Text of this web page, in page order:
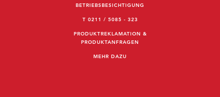
BETRIEBSBESICHTIGUNG
T 0211 / 5085 - 323
PRODUKTREKLAMATION &
PRODUKTANFRAGEN
MEHR DAZU